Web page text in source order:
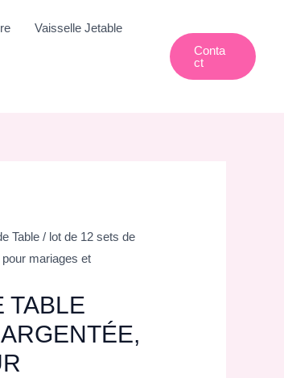
Vaisselle Jetable
Conta
Ct
Table / lot de 12 sets de
mariages et
TABLE